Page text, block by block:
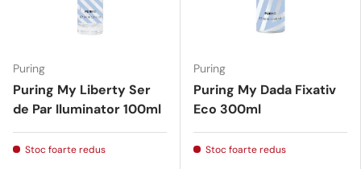
Puring
Puring My Liberty Ser
de Par Iluminator 100ml
Stoc foarte redus
Puring
Puring My Dada Fixativ
Eco 300ml
Stoc foarte redus